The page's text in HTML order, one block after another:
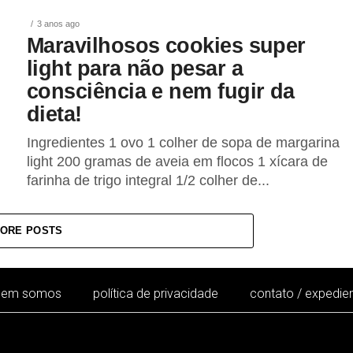
3 anos ago
Maravilhosos cookies super
light para não pesar a
consciência e nem fugir da
dieta!
Ingredientes 1 ovo 1 colher de sopa de margarina
light 200 gramas de aveia em flocos 1 xícara de
farinha de trigo integral 1/2 colher de...
POSTS
somos política de privacidade contato /